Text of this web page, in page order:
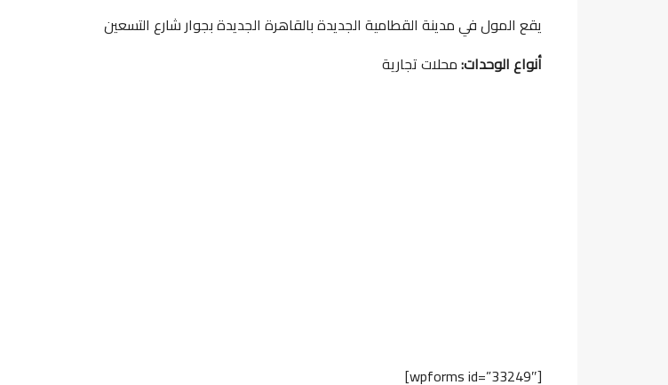
يقع المول في مدينة القطامية الجديدة بالقاهرة الجديدة بجوار شارع التسعين
أنواع الوحدات:محلات تجارية
[wpforms id=”33249″]